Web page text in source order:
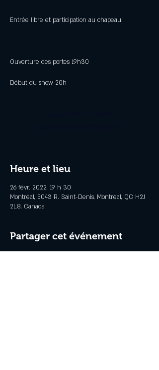
Entrée libre et participation au chapeau.
Ouverture des portes 19h30
Début du show 20h
Heure et lieu
26 févr. 2022, 19 h 30
Montréal, 5043 R. Saint-Denis, Montréal, QC H2J
2L8, Canada
Partager cet événement